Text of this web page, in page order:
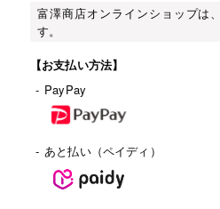
富澤商店オンラインショップは
す。
【お支払い方法】
- PayPay
- あと払い（ペイディ）